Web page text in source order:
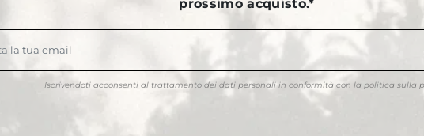
prossimo acquisto.*
Iscrivendoti acconsenti al trattamento dei dati personali in conformità con la politica sulla